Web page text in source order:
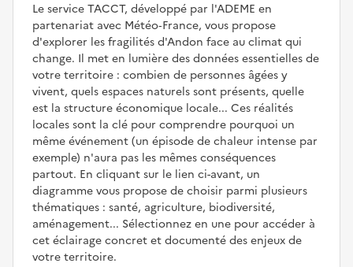
Le service TACCT, développé par l'ADEME en
partenariat avec Météo‑France, vous propose
d'explorer les fragilités d'Andon face au climat qui
change. Il met en lumière des données essentielles de
votre territoire : combien de personnes âgées y
vivent, quels espaces naturels sont présents, quelle
est la structure économique locale... Ces réalités
locales sont la clé pour comprendre pourquoi un
même événement (un épisode de chaleur intense par
exemple) n'aura pas les mêmes conséquences
partout. En cliquant sur le lien ci-avant, un
diagramme vous propose de choisir parmi plusieurs
thématiques : santé, agriculture, biodiversité,
aménagement... Sélectionnez en une pour accéder à
cet éclairage concret et documenté des enjeux de
votre territoire.